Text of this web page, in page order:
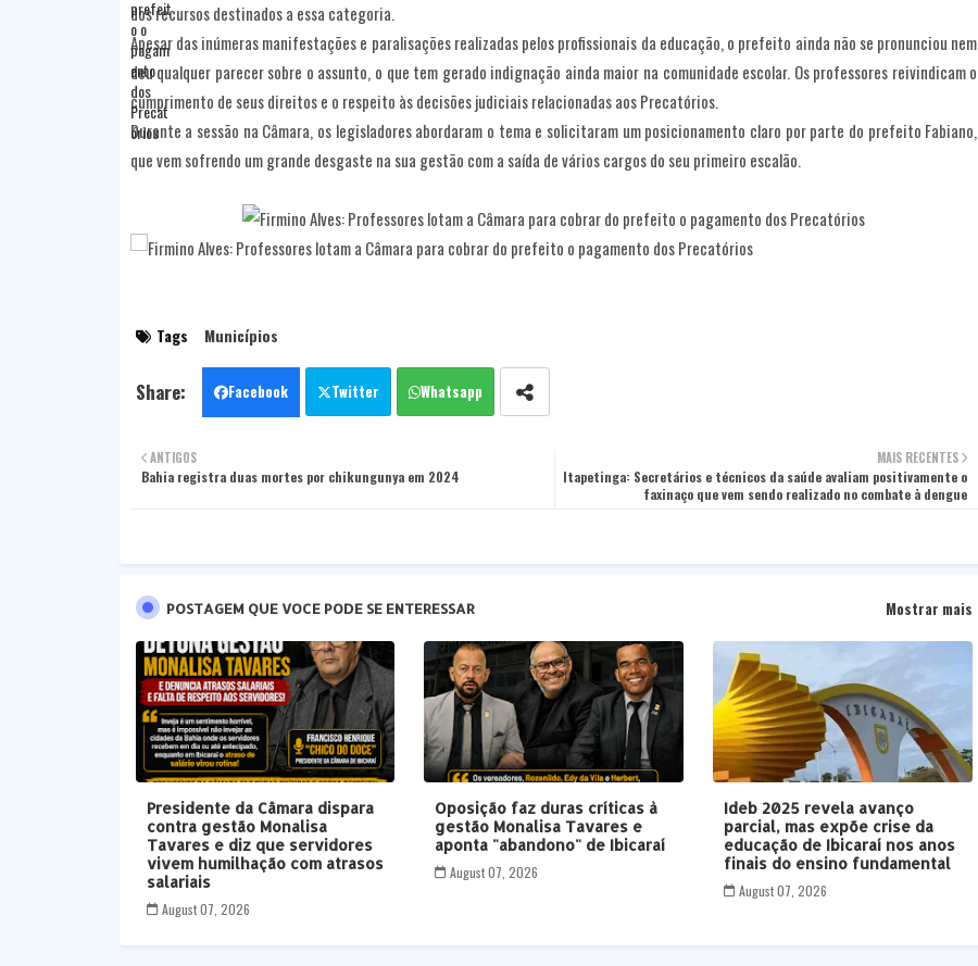
dos recursos destinados a essa categoria.
Apesar das inúmeras manifestações e paralisações realizadas pelos profissionais da educação, o prefeito ainda não se pronunciou nem
deu qualquer parecer sobre o assunto, o que tem gerado indignação ainda maior na comunidade escolar. Os professores reivindicam o
cumprimento de seus direitos e o respeito às decisões judiciais relacionadas aos Precatórios.
Durante a sessão na Câmara, os legisladores abordaram o tema e solicitaram um posicionamento claro por parte do prefeito Fabiano,
que vem sofrendo um grande desgaste na sua gestão com a saída de vários cargos do seu primeiro escalão.
Tags Municípios
Facebook Twitter Whatsapp
MAIS RECENTES
Itapetinga: Secretários e técnicos da saúde avaliam positivamente o
faxinaço que vem sendo realizado no combate à dengue
ANTIGOS
Bahia registra duas mortes por chikungunya em 2024
POSTAGEM QUE VOCE PODE SE ENTERESSAR Mostrar mais
Presidente da Câmara dispara
contra gestão Monalisa
Tavares e diz que servidores
vivem humilhação com atrasos
salariais
August 07, 2026
Oposição faz duras críticas à
gestão Monalisa Tavares e
aponta "abandono" de Ibicaraí
August 07, 2026
Ideb 2025 revela avanço
parcial, mas expõe crise da
educação de Ibicaraí nos anos
finais do ensino fundamental
August 07, 2026